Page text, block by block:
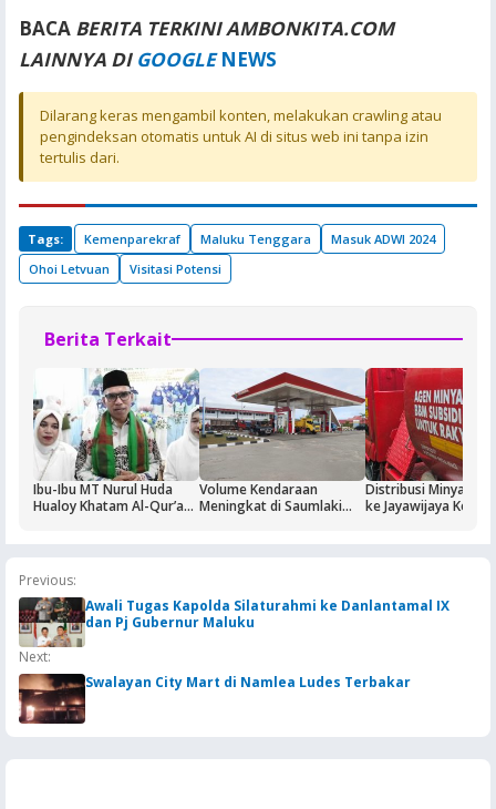
BACA BERITA TERKINI AMBONKITA.COM
LAINNYA DI GOOGLE NEWS
Dilarang keras mengambil konten, melakukan crawling atau
pengindeksan otomatis untuk AI di situs web ini tanpa izin
tertulis dari.
Tags: Kemenparekraf Maluku Tenggara
Masuk ADWI 2024
Ohoi Letvuan
Visitasi Potensi
Berita Terkait
Ibu-Ibu MT Nurul Huda
Hualoy Khatam Al-Qur’an,
Volume Kendaraan
Meningkat di Saumlaki
Distribusi Minyak
ke Jayawijaya
Previous:
Awali Tugas Kapolda Silaturahmi ke Danlantamal IX
dan Pj Gubernur Maluku
Next:
Swalayan City Mart di Namlea Ludes Terbakar